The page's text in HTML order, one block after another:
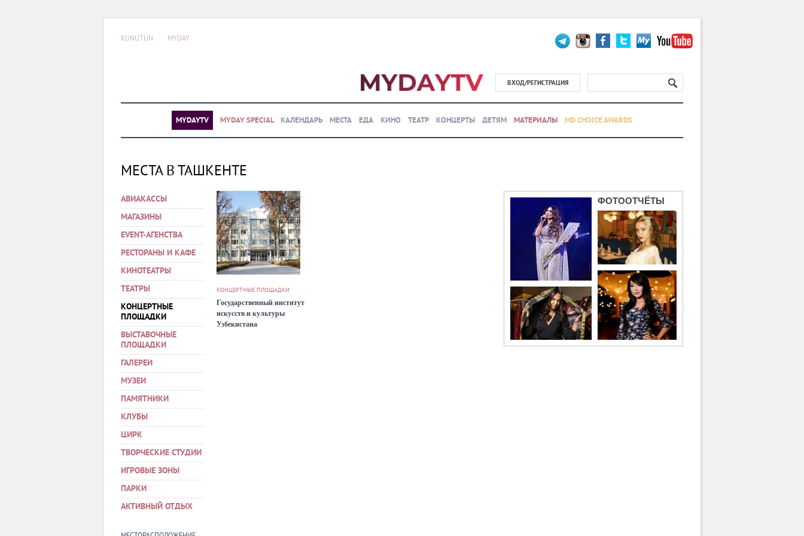
KUNUTUN MYDAY
ВХОД/РЕГИСТРАЦИЯ
MYDAYTV MYDAY SPECIAL КАЛЕНДАРЬ МЕСТА ЕДА КИНО ТЕАТР КОНЦЕРТЫ ДЕТЯМ МАТЕРИАЛЫ MD CHOICE AWARDS
МЕСТА В ТАШКЕНТЕ
АВИАКАССЫ
МАГАЗИНЫ
EVENT-АГЕНСТВА
РЕСТОРАНЫ И КАФЕ
КИНОТЕАТРЫ
ТЕАТРЫ
КОНЦЕРТНЫЕ
ПЛОЩАДКИ
ВЫСТАВОЧНЫЕ
ПЛОЩАДКИ
ГАЛЕРЕИ
МУЗЕИ
ПАМЯТНИКИ
КЛУБЫ
ЦИРК
ТВОРЧЕСКИЕ СТУДИИ
ИГРОВЫЕ ЗОНЫ
ПАРКИ
АКТИВНЫЙ ОТДЫХ
КОНЦЕРТНЫЕ ПЛОЩАДКИ
Государственный институт
искусств и культуры
Узбекистана
ФОТООТЧЁТЫ